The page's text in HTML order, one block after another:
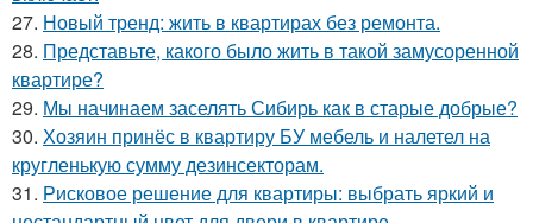
27. Новый тренд: жить в квартирах без ремонта.
28. Представьте, какого было жить в такой замусоренной
квартире?
29. Мы начинаем заселять Сибирь как в старые добрые?
30. Хозяин принёс в квартиру БУ мебель и налетел на
кругленькую сумму дезинсекторам.
31. Рисковое решение для квартиры: выбрать яркий и